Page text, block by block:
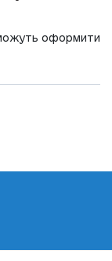
оформити